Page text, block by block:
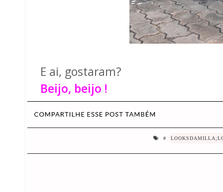
E ai, gostaram?
Beijo, beijo !
#